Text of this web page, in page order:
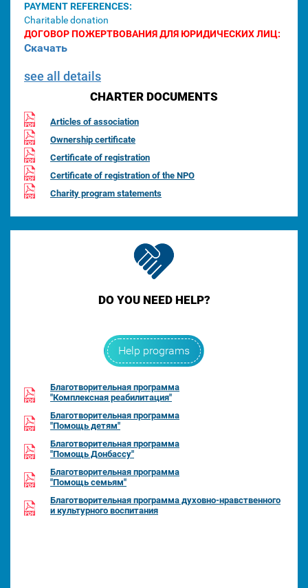
PAYMENT REFERENCES:
Charitable donation
ДОГОВОР ПОЖЕРТВОВАНИЯ ДЛЯ ЮРИДИЧЕСКИХ ЛИЦ:
Скачать
see all details
CHARTER DOCUMENTS
Articles of association
Ownership certificate
Certificate of registration
Certificate of registration of the NPO
Charity program statements
DO YOU NEED HELP?
Help programs
Благотворительная программа
"Комплексная реабилитация"
Благотворительная программа
"Помощь детям"
Благотворительная программа
"Помощь Донбассу"
Благотворительная программа
"Помощь семьям"
Благотворительная программа духовно-нравственного
и культурного воспитания